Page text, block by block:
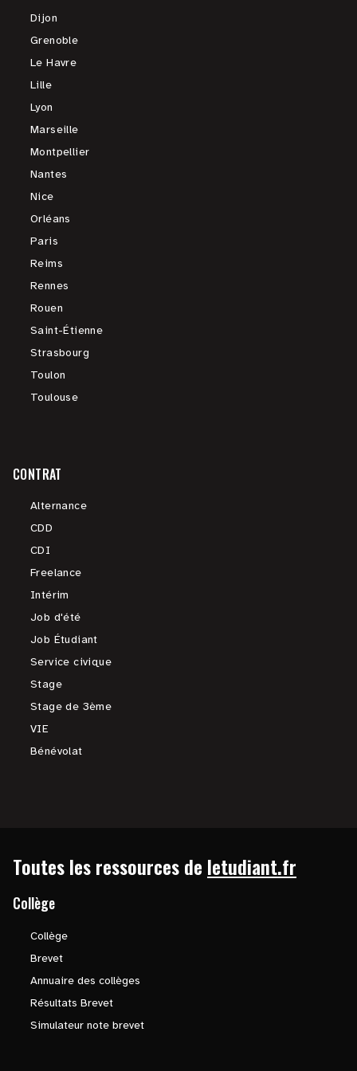
Dijon
Grenoble
Le Havre
Lille
Lyon
Marseille
Montpellier
Nantes
Nice
Orléans
Paris
Reims
Rennes
Rouen
Saint-Étienne
Strasbourg
Toulon
Toulouse
CONTRAT
Alternance
CDD
CDI
Freelance
Intérim
Job d'été
Job Étudiant
Service civique
Stage
Stage de 3ème
VIE
Bénévolat
Toutes les ressources de letudiant.fr
Collège
Collège
Brevet
Annuaire des collèges
Résultats Brevet
Simulateur note brevet